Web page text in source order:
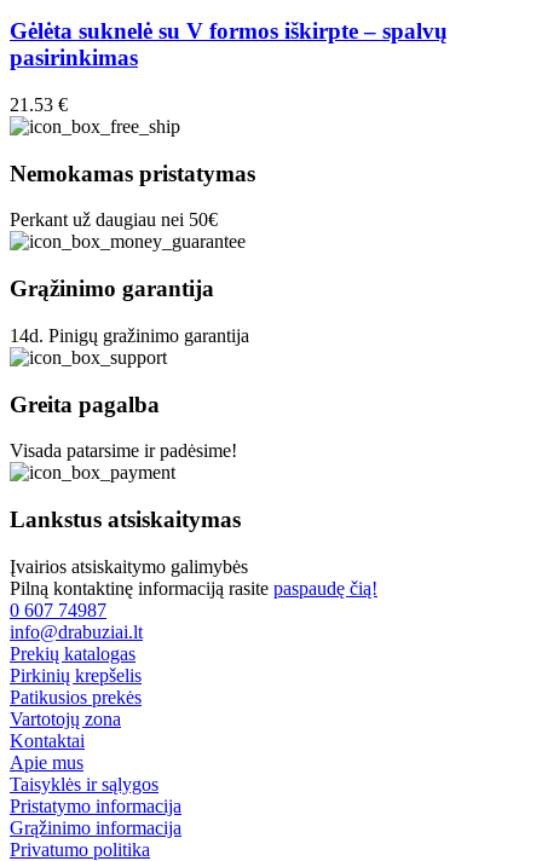
Gėlėta suknelė su V formos iškirpte – spalvų
pasirinkimas
21.53 €
Nemokamas pristatymas
Perkant už daugiau nei 50€
Grąžinimo garantija
14d. Pinigų gražinimo garantija
Greita pagalba
Visada patarsime ir padėsime!
Lankstus atsiskaitymas
Įvairios atsiskaitymo galimybės
Pilną kontaktinę informaciją rasite paspaudę čią!
0 607 74987
info@drabuziai.lt
Prekių katalogas
Pirkinių krepšelis
Patikusios prekės
Vartotojų zona
Kontaktai
Apie mus
Taisyklės ir sąlygos
Pristatymo informacija
Grąžinimo informacija
Privatumo politika